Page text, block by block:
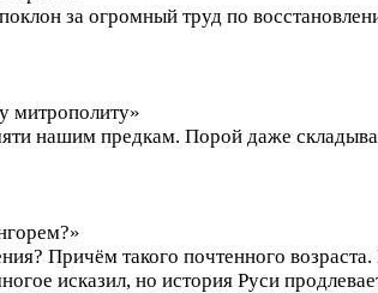
за огромный труд по
митрополиту»
нашим предкам. Порой даже
Причём такого почтенного
исказил, но история Руси